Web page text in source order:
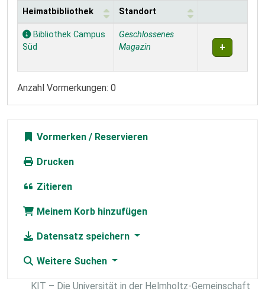
Exemplare
Heimatbibliothek Standort
Bibliothek Campus
Süd
Geschlossenes
Magazin
Anzahl Vormerkungen: 0
Vormerken
Drucken
Zitieren
Meinem Korb hinzufügen
Datensatz speichern
Weitere Suchen
KIT – Die Universität in der Helmholtz-Gemeinschaft